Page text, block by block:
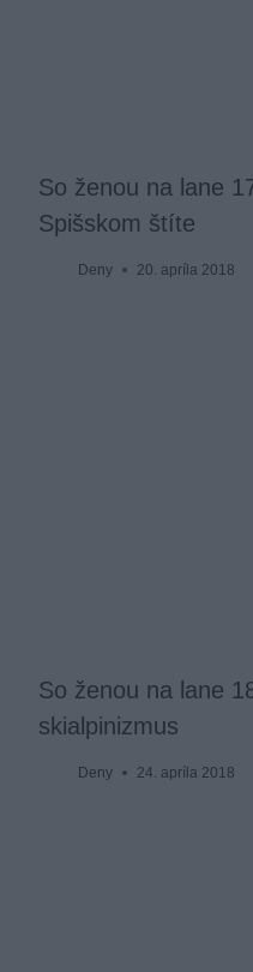
So ženou na lane
Spišskom štíte
Deny 20. apríla 2018
So ženou na lane
skialpinizmus
Deny 24. apríla 2018